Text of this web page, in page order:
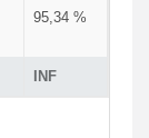
INF
95,34 %